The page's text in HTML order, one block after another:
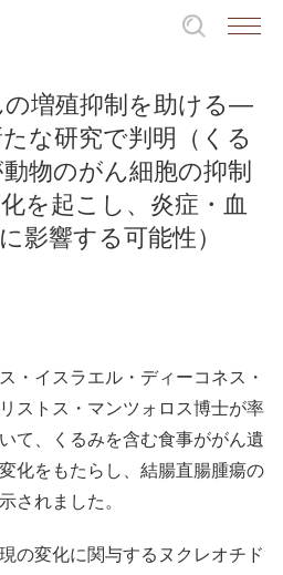
の増殖抑制を助ける―
な研究で判明（くる
物のがん細胞の抑制
を起こし、炎症・血
影響する可能性）
・イスラエル・ディーコネス・
ストス・マンツォロス博士が率
て、くるみを含む食事ががん遺
化をもたらし、結腸直腸腫瘍の
されました。
の変化に関与するヌクレオチド